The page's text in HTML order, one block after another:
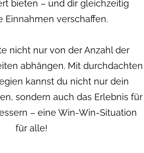
bieten – und dir gleichzeitig
Einnahmen verschaffen.
nicht nur von der Anzahl der
abhängen. Mit durchdachten
kannst du nicht nur dein
sondern auch das Erlebnis für
– eine Win-Win-Situation
für alle!